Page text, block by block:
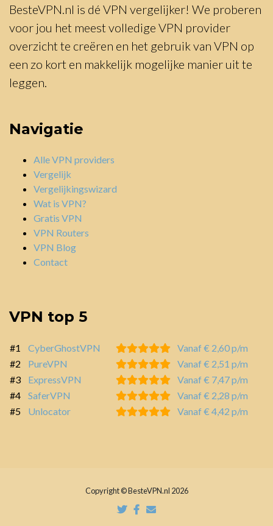
BesteVPN.nl is dé VPN vergelijker! We proberen
voor jou het meest volledige VPN provider
overzicht te creëren en het gebruik van VPN op
een zo kort en makkelijk mogelijke manier uit te
leggen.
Navigatie
Alle VPN providers
Vergelijk
Vergelijkingswizard
Wat is VPN?
Gratis VPN
VPN Routers
VPN Blog
Contact
VPN top 5
#1 CyberGhostVPN
Vanaf € 2,60 p/m
#2
PureVPN
Vanaf € 2,51 p/m
#3
ExpressVPN
Vanaf € 7,47 p/m
#4
SaferVPN
Vanaf € 2,28 p/m
#5
Unlocator Vanaf € 4,42 p/m
Copyright © BesteVPN.nl 2026